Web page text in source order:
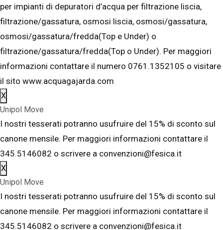
per impianti di depuratori d’acqua per filtrazione liscia,
filtrazione/gassatura, osmosi liscia, osmosi/gassatura,
osmosi/gassatura/fredda(Top e Under) o
filtrazione/gassatura/fredda(Top o Under). Per maggiori
informazioni contattare il numero 0761.1352105 o visitare
il sito www.acquagajarda.com
X
Unipol Move
I nostri tesserati potranno usufruire del 15% di sconto sul
canone mensile. Per maggiori informazioni contattare il
345.5146082 o scrivere a convenzioni@fesica.it
X
Unipol Move
I nostri tesserati potranno usufruire del 15% di sconto sul
canone mensile. Per maggiori informazioni contattare il
345.5146082 o scrivere a convenzioni@fesica.it